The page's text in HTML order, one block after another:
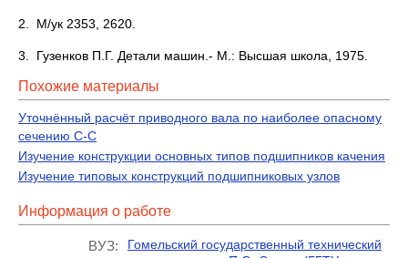
2. М/ук 2353, 2620.
3. Гузенков П.Г. Детали машин.- М.: Высшая школа, 1975.
Похожие материалы
Уточнённый расчёт приводного вала по наиболее опасному
сечению С-С
Изучение конструкции основных типов подшипников качения
Изучение типовых конструкций подшипниковых узлов
Информация о работе
ВУЗ:
Гомельский государственный технический